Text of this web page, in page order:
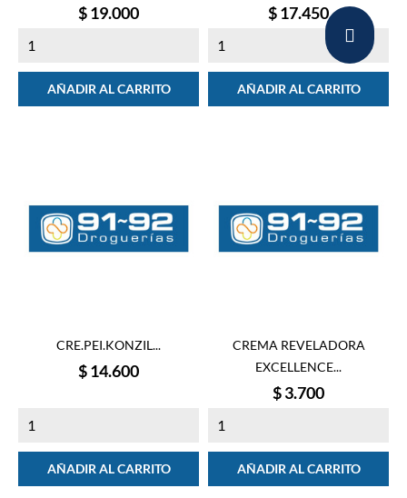
Precio
$ 19.000
AÑADIR AL CARRITO
Precio
$ 17.450
AÑADIR AL CARRITO
CRE.PEI.KONZIL...
Precio
$ 14.600
AÑADIR AL CARRITO
CREMA REVELADORA
EXCELLENCE...
Precio
$ 3.700
AÑADIR AL CARRITO